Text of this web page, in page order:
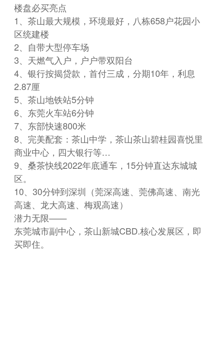
楼盘必买亮点
1、茶山最大规模，环境最好，八栋658户花园小
区统建楼
2、自带大型停车场
3、天燃气入户，户户带双阳台
4、银行按揭贷款，首付三成，分期10年，利息
2.87厘
5、茶山地铁站5分钟
6、东莞火车站6分钟
7、东部快速800米
8、完美配套：茶山中学，茶山茶山碧桂园喜悦里
商业中心，四大银行等…
9、桑茶快线2022年底通车，15分钟直达东城城
区。
10、30分钟到深圳（莞深高速、莞佛高速、南光
高速、龙大高速、梅观高速）
潜力无限——
东莞城市副中心，茶山新城CBD.核心发展区，即
买即住。